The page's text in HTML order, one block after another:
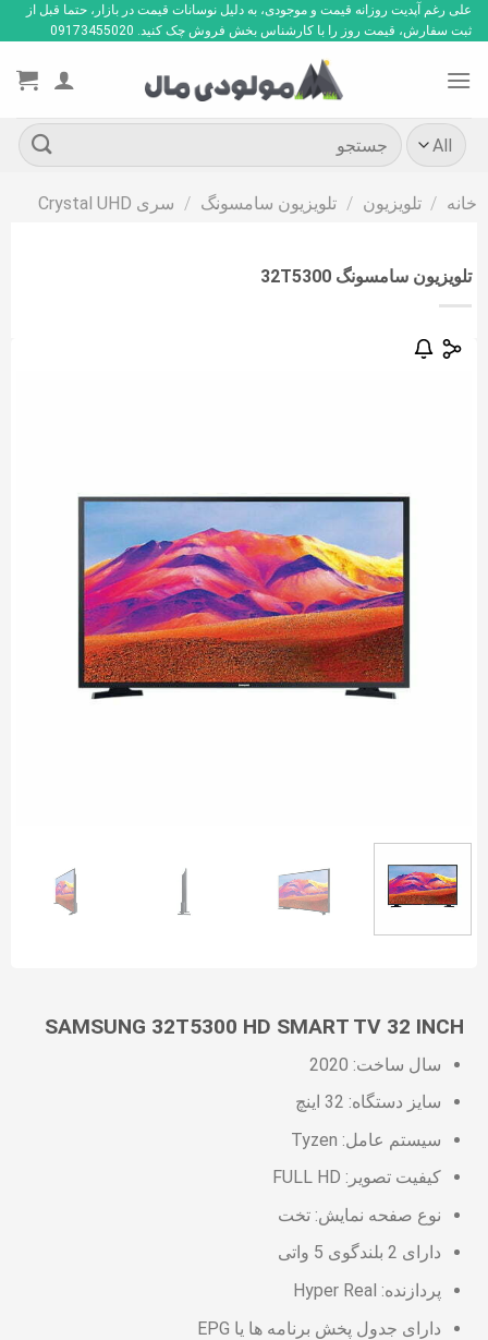
Skip
to
علی رغم آپدیت روزانه قیمت و موجودی، به دلیل نوسانات قیمت در بازار، حتما قبل از
ثبت سفارش، قیمت روز را با کارشناس بخش فروش چک کنید. 09173455020
جستجو
برای:
خانه / تلویزیون / تلویزیون سامسونگ / سری Crystal UHD
تلویزیون سامسونگ 32T5300
SAMSUNG 32T5300 HD SMART TV 32 INCH
سال ساخت: 2020
سایز دستگاه: 32 اینچ
سیستم عامل: Tyzen
کیفیت تصویر: FULL HD
نوع صفحه نمایش: تخت
دارای 2 بلندگوی 5 واتی
پردازنده: Hyper Real
دارای جدول پخش برنامه ها یا EPG